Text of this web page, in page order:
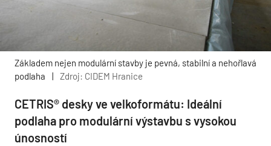
Základem nejen modulární stavby je pevná, stabilní a nehořlavá
podlaha
Zdroj: CIDEM Hranice
CETRIS® desky ve velkoformátu: Ideální
podlaha pro modulární výstavbu s vysokou
únosností